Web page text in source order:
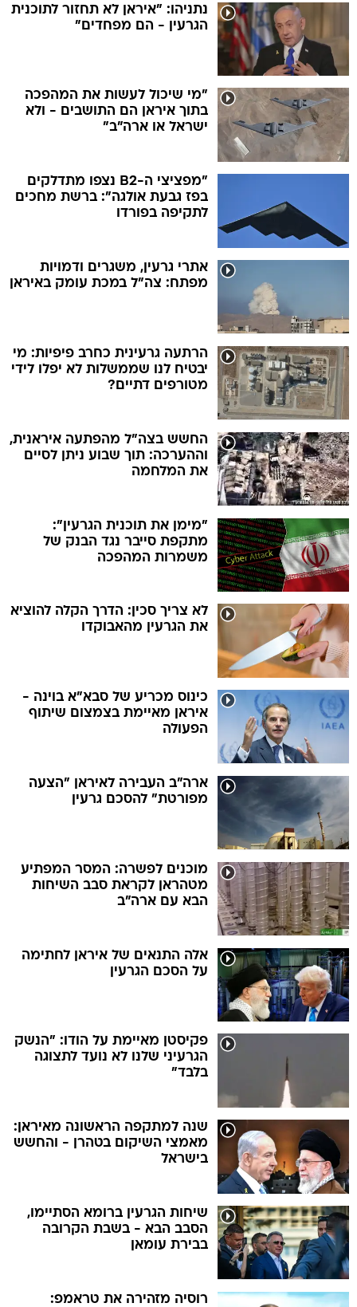
נתניהו: "איראן לא תחזור לתוכנית
הגרעין - הם מפחדים"
"מי שיכול לעשות את המהפכה
בתוך איראן הם התושבים - ולא
ישראל או ארה"ב"
"מפציצי ה-B2 נצפו מתדלקים
בפז גבעת אולגה": ברשת מחכים
לתקיפה בפורדו
אתרי גרעין, משגרים ודמויות
מפתח: צה"ל במכת עומק באיראן
הרתעה גרעינית כחרב פיפיות: מי
יבטיח לנו שממשלות לא יפלו לידי
מטורפים דתיים?
החשש בצה"ל מהפתעה איראנית,
וההערכה: תוך שבוע ניתן לסיים
את המלחמה
"מימן את תוכנית הגרעין":
מתקפת סייבר נגד הבנק של
משמרות המהפכה
לא צריך סכין: הדרך הקלה להוציא
את הגרעין מהאבוקדו
כינוס מכריע של סבא"א בוינה -
איראן מאיימת בצמצום שיתוף
הפעולה
ארה"ב העבירה לאיראן "הצעה
מפורטת" להסכם גרעין
מוכנים לפשרה: המסר המפתיע
מטהראן לקראת סבב השיחות
הבא עם ארה"ב
אלה התנאים של איראן לחתימה
על הסכם הגרעין
פקיסטן מאיימת על הודו: "הנשק
הגרעיני שלנו לא נועד לתצוגה
בלבד"
שנה למתקפה הראשונה מאיראן:
מאמצי השיקום בטהרן - והחשש
בישראל
שיחות הגרעין ברומא הסתיימו,
הסבב הבא - בשבת הקרובה
בבירת עומאן
רוסיה מזהירה את טראמפ: